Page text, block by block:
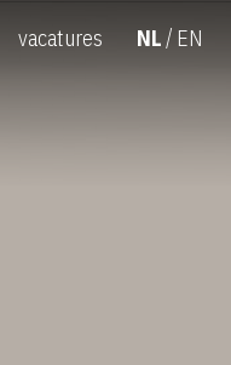
vacatures NL EN